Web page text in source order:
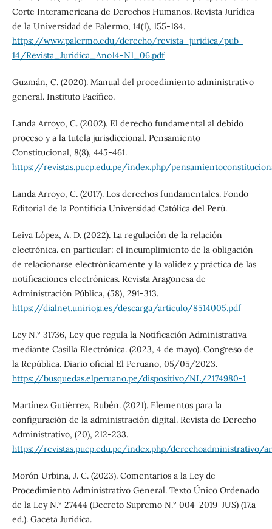
Corte Interamericana de Derechos Humanos. Revista Jurídica
de la Universidad de Palermo, 14(1), 155-184.
https://www.palermo.edu/derecho/revista_juridica/pub-
14/Revista_Juridica_Ano14-N1_06.pdf
Guzmán, C. (2020). Manual del procedimiento administrativo
general. Instituto Pacífico.
Landa Arroyo, C. (2002). El derecho fundamental al debido
proceso y a la tutela jurisdiccional. Pensamiento
Constitucional, 8(8), 445-461.
https://revistas.pucp.edu.pe/index.php/
Landa Arroyo, C. (2017). Los derechos fundamentales. Fondo
Editorial de la Pontificia Universidad Católica del Perú.
Leiva López, A. D. (2022). La regulación de la relación
electrónica. en particular: el incumplimiento de la obligación
de relacionarse electrónicamente y la validez y práctica de las
notificaciones electrónicas. Revista Aragonesa de
Administración Pública, (58), 291-313.
https://dialnet.unirioja.es/descarga/articulo/8514005.pdf
Ley N.° 31736, Ley que regula la Notificación Administrativa
mediante Casilla Electrónica. (2023, 4 de mayo). Congreso de
la República. Diario oficial El Peruano, 05/05/2023.
https://busquedas.elperuano.pe/dispositivo/NL/2174980-1
Martínez Gutiérrez, Rubén. (2021). Elementos para la
configuración de la administración digital. Revista de Derecho
Administrativo, (20), 212-233.
https://revistas.pucp.edu.pe/index.php/derechoadministrativo/
Morón Urbina, J. C. (2023). Comentarios a la Ley de
Procedimiento Administrativo General. Texto Único Ordenado
de la Ley N.° 27444 (Decreto Supremo N.° 004-2019-JUS) (17.a
ed.). Gaceta Jurídica.